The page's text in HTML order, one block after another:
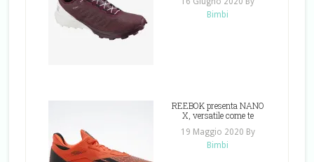
Bimbi
REEBOK presenta NANO
X, versatile come te
19 Maggio 2020 By
Bimbi